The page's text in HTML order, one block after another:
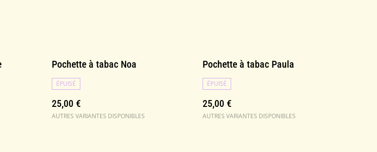
Pochette à tabac Noa
ÉPUISÉ
25,00 €
AUTRES VARIANTES DISPONIBLES
Pochette à tabac Paula
ÉPUISÉ
25,00 €
AUTRES VARIANTES DISPONIBLES